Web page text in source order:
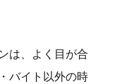
は、よく目が合
バイト以外の時